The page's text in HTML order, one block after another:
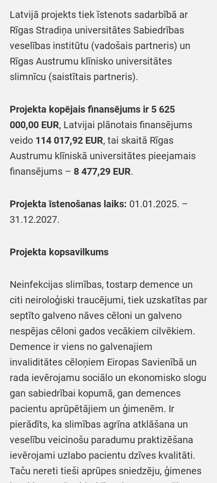
Latvijā projekts tiek īstenots sadarbībā ar
Rīgas Stradiņa universitātes Sabiedrības
veselības institūtu (vadošais partneris) un
Rīgas Austrumu klīnisko universitātes
slimnīcu (saistītais partneris).
Projekta kopējais finansējums ir 5 625
000,00 EUR, Latvijai plānotais finansējums
veido 114 017,92 EUR, tai skaitā Rīgas
Austrumu klīniskā universitātes pieejamais
finansējums – 8 477,29 EUR.
Projekta īstenošanas laiks: 01.01.2025. –
31.12.2027.
Projekta kopsavilkums
Neinfekcijas slimības, tostarp demence un
citi neiroloģiski traucējumi, tiek uzskatītas par
septīto galveno nāves cēloni un galveno
nespējas cēloni gados vecākiem cilvēkiem.
Demence ir viens no galvenajiem
invaliditātes cēloņiem Eiropas Savienībā un
rada ievērojamu sociālo un ekonomisko slogu
gan sabiedrībai kopumā, gan demences
pacientu aprūpētājiem un ģimenēm. Ir
pierādīts, ka slimības agrīna atklāšana un
veselību veicinošu paradumu praktizēšana
ievērojami uzlabo pacientu dzīves kvalitāti.
Taču nereti tieši aprūpes sniedzēju, ģimenes